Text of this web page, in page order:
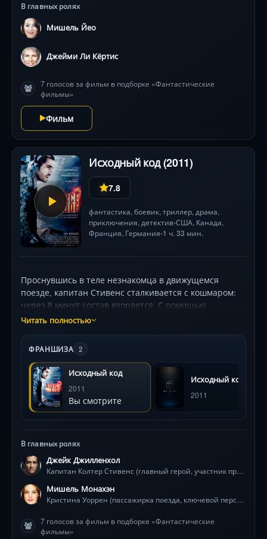
до кинозвёзд. Фантасмагорический микс жанров с
Мишель Йео в роли, переопределившей её карьеру .
В главных ролях
Мишель Йео
Джейми Ли Кёртис
7 голосов за фильм в подборке «Фантастические
фильмы»
Фильм
Исходный код (2011)
7.8
фантастика, боевик, триллер, драма,
приключения, детектив•США, Канада,
Франция, Германия•1 ч. 33 мин.
Проснувшись в теле незнакомца в движущемся
поезде, капитан Стивенс сталкивается с кошмаром:
через 8 минут состав взорвется. С помощью
таинственной программы «Исходный код» его снова
предотвратить крупнейший теракт в Чикаго. Но с
каждым погружением он узнает шокирующие детали
о пассажирах, влюбляется в загадочную Кристину и
сталкивается с правдой о собственном
существовании. В визуально захватывающем дуэте –
динамичные сцены в поезде и клаустрофобия
секретной лаборатории – герой распутывает
невозможного. Джейк Джилленхол, Мишель Монахэн
и Вера Фармига ведут игру, где ставка – не только
жизни миллионов, но и шанс изменить прошлое.
Читать полностью
ФРАНШИЗА 2
Исходный код
2011
Вы смотрите
Исходный код 2
2011
В главных ролях
Джейк Джилленхол
Капитан Колтер Стивенс (главный герой, участник программы 'Исходный код')
Мишель Монахэн
Кристина Уоррен (пассажирка поезда, ключевой персонаж в сюжете)
7 голосов за фильм в подборке «Фантастические
фильмы»